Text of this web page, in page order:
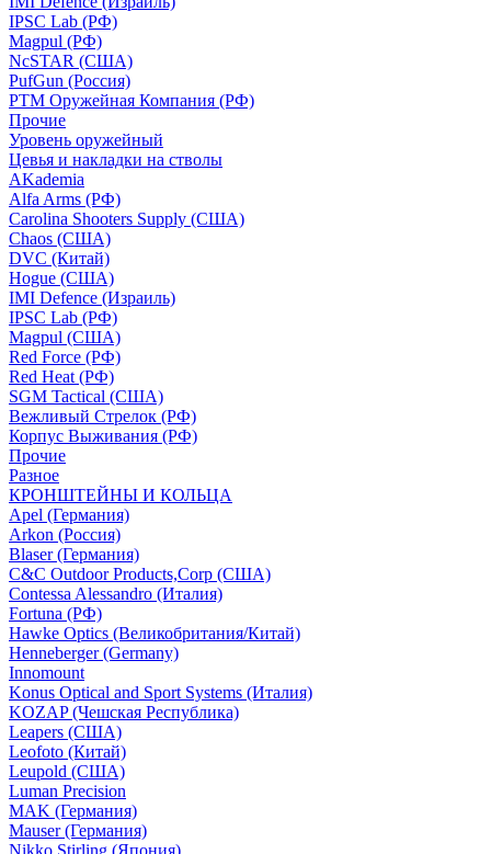
IPSC Lab (РФ)
Magpul (РФ)
NcSTAR (США)
PufGun (Россия)
РТМ Оружейная Компания (РФ)
Прочие
Уровень оружейный
Цевья и накладки на стволы
AKademia
Alfa Arms (РФ)
Carolina Shooters Supply (США)
Chaos (США)
DVC (Китай)
Hogue (США)
IMI Defence (Израиль)
IPSC Lab (РФ)
Magpul (США)
Red Force (РФ)
Red Heat (РФ)
SGM Tactical (США)
Вежливый Стрелок (РФ)
Корпус Выживания (РФ)
Прочие
Разное
КРОНШТЕЙНЫ И КОЛЬЦА
Apel (Германия)
Arkon (Россия)
Blaser (Германия)
C&C Outdoor Products,Corp (США)
Contessa Alessandro (Италия)
Fortuna (РФ)
Hawke Optics (Великобритания/Китай)
Henneberger (Germany)
Innomount
Konus Optical and Sport Systems (Италия)
KOZAP (Чешская Республика)
Leapers (США)
Leofoto (Китай)
Leupold (США)
Luman Precision
MAK (Германия)
Mauser (Германия)
Nikko Stirling (Япония)